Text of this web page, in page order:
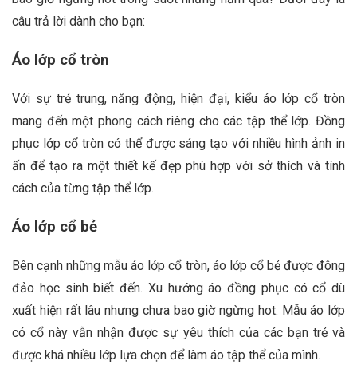
câu trả lời dành cho bạn:
Áo lớp cổ tròn
Với sự trẻ trung, năng động, hiện đại, kiểu áo lớp cổ tròn
mang đến một phong cách riêng cho các tập thể lớp. Đồng
phục lớp cổ tròn có thể được sáng tạo với nhiều hình ảnh in
ấn để tạo ra một thiết kế đẹp phù hợp với sở thích và tính
cách của từng tập thể lớp.
Áo lớp cổ bẻ
Bên cạnh những mẫu áo lớp cổ tròn, áo lớp cổ bẻ được đông
đảo học sinh biết đến. Xu hướng áo đồng phục có cổ dù
xuất hiện rất lâu nhưng chưa bao giờ ngừng hot. Mẫu áo lớp
có cổ này vẫn nhận được sự yêu thích của các bạn trẻ và
được khá nhiều lớp lựa chọn để làm áo tập thể của mình.